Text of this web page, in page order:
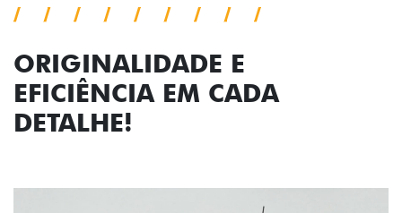
ORIGINALIDADE E
EFICIÊNCIA EM CADA
DETALHE!